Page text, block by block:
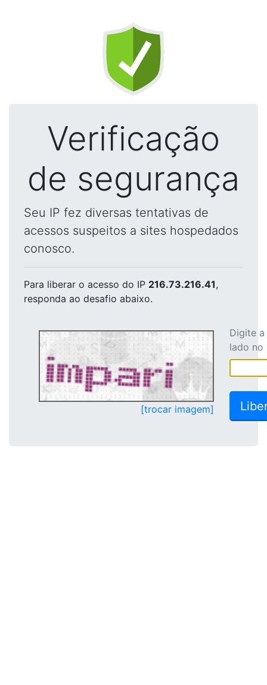
Verificação
de segurança
Seu IP fez diversas tentativas de
acessos suspeitos a sites hospedados
conosco.
Para liberar o acesso do IP 216.73.216.41,
responda ao desafio abaixo.
[trocar imagem]
Digite
lado no